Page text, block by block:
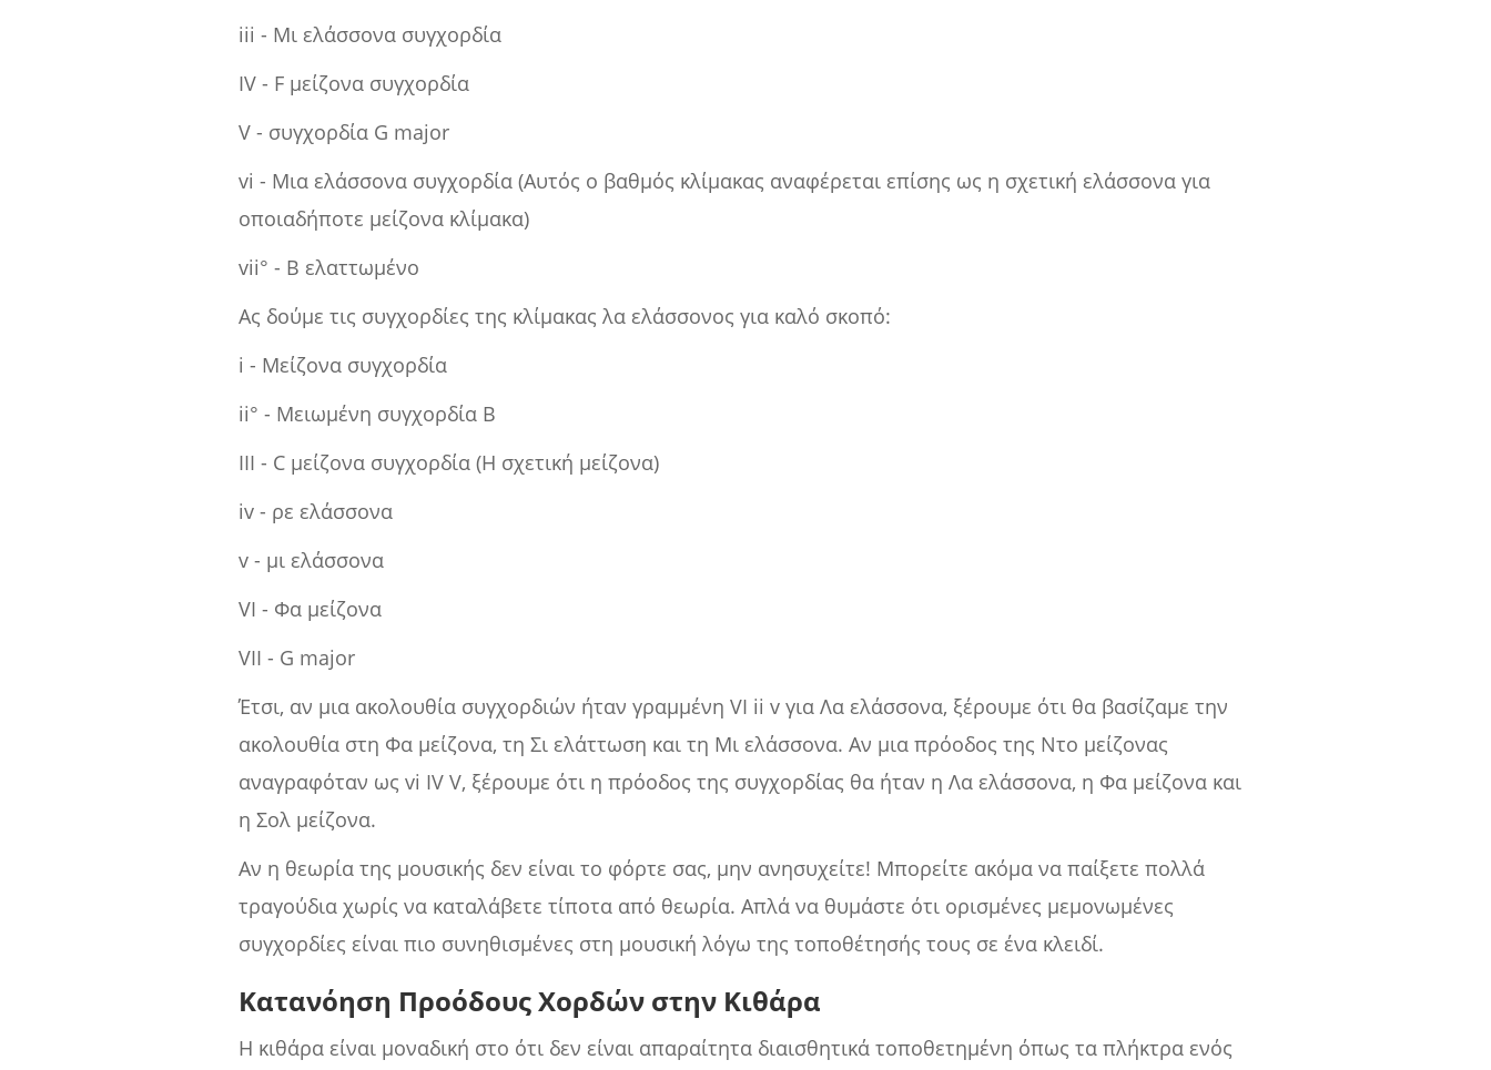
iii - Μι ελάσσονα συγχορδία
IV - F μείζονα συγχορδία
V - συγχορδία G major
vi - Μια ελάσσονα συγχορδία (Αυτός ο βαθμός κλίμακας αναφέρεται επίσης ως η σχετική ελάσσονα για
οποιαδήποτε μείζονα κλίμακα)
vii° - B ελαττωμένο
Ας δούμε τις συγχορδίες της κλίμακας λα ελάσσονος για καλό σκοπό:
i - Μείζονα συγχορδία
ii° - Μειωμένη συγχορδία B
III - C μείζονα συγχορδία (Η σχετική μείζονα)
iv - ρε ελάσσονα
v - μι ελάσσονα
VI - Φα μείζονα
VII - G major
Έτσι, αν μια ακολουθία συγχορδιών ήταν γραμμένη VI ii v για Λα ελάσσονα, ξέρουμε ότι θα βασίζαμε την
ακολουθία στη Φα μείζονα, τη Σι ελάττωση και τη Μι ελάσσονα. Αν μια πρόοδος της Ντο μείζονας
αναγραφόταν ως vi IV V, ξέρουμε ότι η πρόοδος της συγχορδίας θα ήταν η Λα ελάσσονα, η Φα μείζονα και
η Σολ μείζονα.
Αν η θεωρία της μουσικής δεν είναι το φόρτε σας, μην ανησυχείτε! Μπορείτε ακόμα να παίξετε πολλά
τραγούδια χωρίς να καταλάβετε τίποτα από θεωρία. Απλά να θυμάστε ότι ορισμένες μεμονωμένες
συγχορδίες είναι πιο συνηθισμένες στη μουσική λόγω της τοποθέτησής τους σε ένα κλειδί.
Κατανόηση Προόδους Χορδών στην Κιθάρα
Η κιθάρα είναι μοναδική στο ότι δεν είναι απαραίτητα διαισθητικά τοποθετημένη όπως τα πλήκτρα ενός